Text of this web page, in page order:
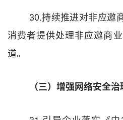
30.持续推进对非应邀
消费者提供处理非应邀商
道。
（三）增强网络安全治